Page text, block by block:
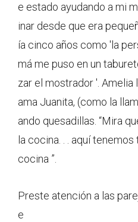
e estado ayudando a mi
inar desde que era
ía cinco años como 'la
má me puso en un
zar el mostrador '. Amelia
ama Juanita, (como la
ando quesadillas. “Mira
la cocina. . . aquí
cocina ”.
Preste atención a las
e